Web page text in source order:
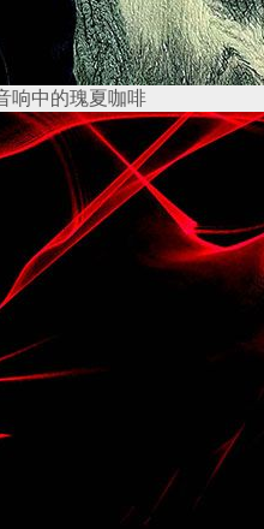
响中的瑰夏咖啡